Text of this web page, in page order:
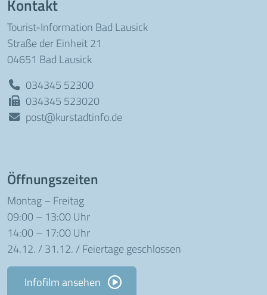
Kontakt
Tourist-Information Bad Lausick
Straße der Einheit 21
04651 Bad Lausick
034345 52300
034345 523020
post@kurstadtinfo.de
Öffnungszeiten
Montag – Freitag
09:00 – 13:00 Uhr
14:00 – 17:00 Uhr
24.12. / 31.12. / Feiertage geschlossen
Infofilm ansehen